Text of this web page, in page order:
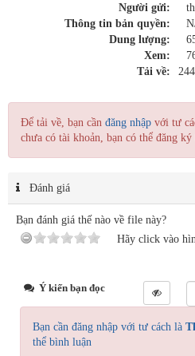
Người gửi:
Thông tin bản quyền:
Dung lượng:
Xem:
Tải về:
244
Để tải về, bạn cần đăng nhập với tư
chưa có tài khoản, bạn có thể đăng
Đánh giá
Bạn đánh giá thế nào về file này?
Hãy click vào
Ý kiến bạn đọc
Bạn cần đăng nhập với tư cách là
thể bình luận